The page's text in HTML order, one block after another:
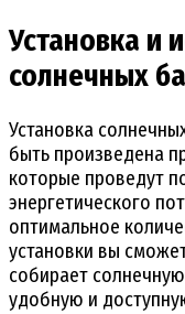
Установка и
солнечных
Установка
быть произведена
которые проведут
энергетического
оптимальное
установки вы
собирает
удобную и